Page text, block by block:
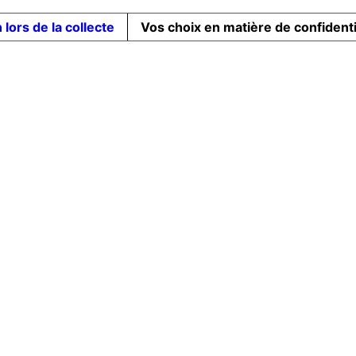
lors de la collecte Vos choix en matière de